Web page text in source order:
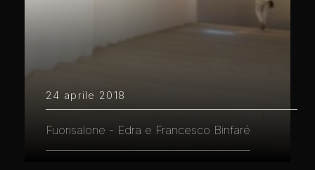
24 aprile 2018
Fuorisalone - Edra e Francesco Binfaré